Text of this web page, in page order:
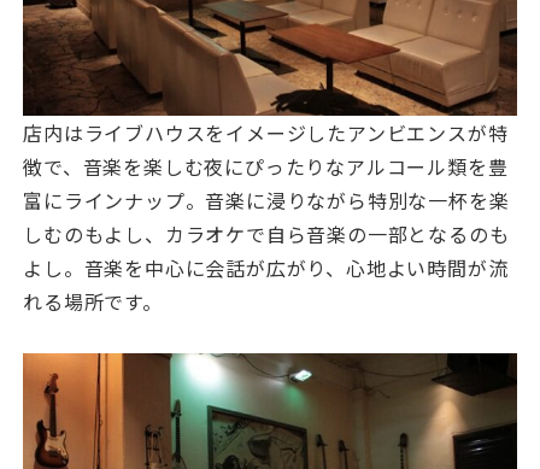
店内はライブハウスをイメージしたアンビエンスが特
徴で、音楽を楽しむ夜にぴったりなアルコール類を豊
富にラインナップ。音楽に浸りながら特別な一杯を楽
しむのもよし、カラオケで自ら音楽の一部となるのも
よし。音楽を中心に会話が広がり、心地よい時間が流
れる場所です。